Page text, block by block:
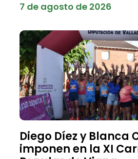
7 de agosto de 2026
Diego Díez y Blanca
imponen en la XI